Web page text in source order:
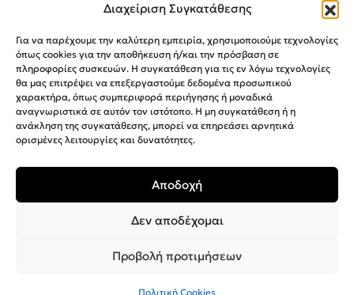
Διαχείριση Συγκατάθεσης
Για να παρέχουμε την καλύτερη εμπειρία, χρησιμοποιούμε τεχνολογίες
όπως cookies για την αποθήκευση ή/και την πρόσβαση σε
πληροφορίες συσκευών. Η συγκατάθεση για τις εν λόγω τεχνολογίες
θα μας επιτρέψει να επεξεργαστούμε δεδομένα προσωπικού
χαρακτήρα, όπως συμπεριφορά περιήγησης ή μοναδικά
αναγνωριστικά σε αυτόν τον ιστότοπο. Η μη συγκατάθεση ή η
ανάκληση της συγκατάθεσης, μπορεί να επηρεάσει αρνητικά
ορισμένες λειτουργίες και δυνατότητες.
Αποδοχή
Δεν αποδέχομαι
Προβολή προτιμήσεων
Πολιτική Cookies
MEGA Parras
Interactive Net Solutions